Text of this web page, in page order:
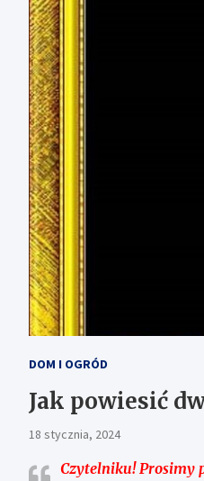
DOM I OGRÓD
Jak powiesić
18 stycznia, 2024
Czytelniku!Prosimy